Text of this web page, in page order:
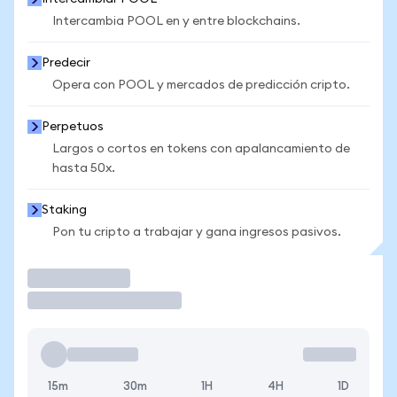
Intercambia POOL en y entre blockchains.
Predecir
Opera con POOL y mercados de predicción cripto.
Perpetuos
Largos o cortos en tokens con apalancamiento de
hasta 50x.
Staking
Pon tu cripto a trabajar y gana ingresos pasivos.
15m 30m 1H 4H 1D